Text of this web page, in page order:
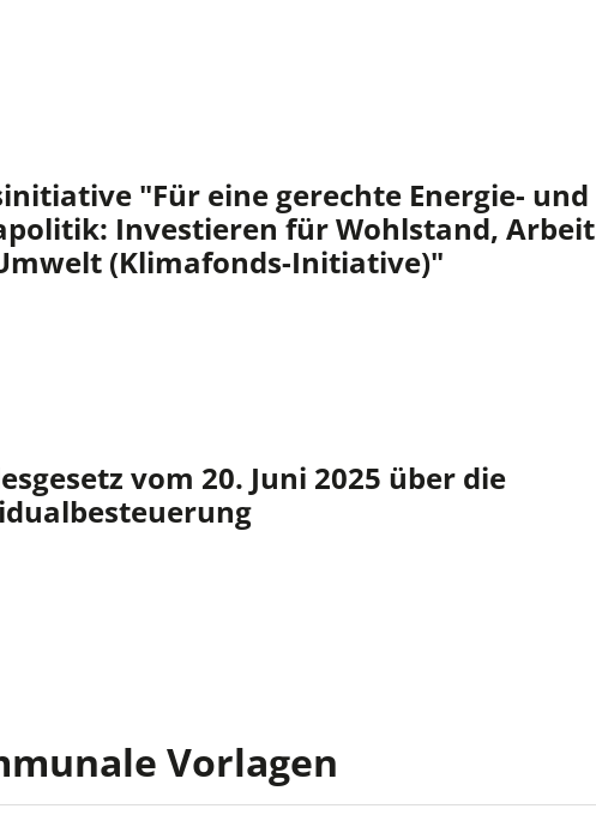
"Für eine gerechte Energie- und
Investieren für Wohlstand, Arbeit
(Klimafonds-Initiative)"
vom 20. Juni 2025 über die
Vorlagen